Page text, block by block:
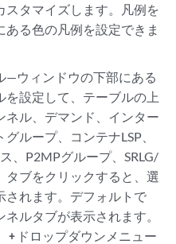
スタマイズします。凡例を
る色の凡例を設定できま
—ウィンドウの下部にある
設定して、テーブルの上
ネル、デマンド、インター
ループ、コンテナLSP、
、P2MPグループ、SRLG/
タブをクリックすると、選
されます。デフォルトで
ルタブが表示されます。
+ドロップダウンメニュー